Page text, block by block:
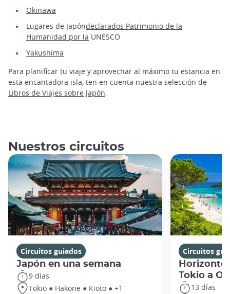
Okinawa
Lugares de Japóndeclarados Patrimonio de la
Humanidad por la UNESCO
Yakushima
Para planificar tu viaje y aprovechar al máximo tu estancia en
esta encantadora isla, ten en cuenta nuestra selección de
Libros de Viajes sobre Japón
Nuestros circuitos
Circuitos guiados
Japón en una semana
9 días
Tokio ● Hakone ● Kioto ● +1
Circuitos
Tokio a
13 días